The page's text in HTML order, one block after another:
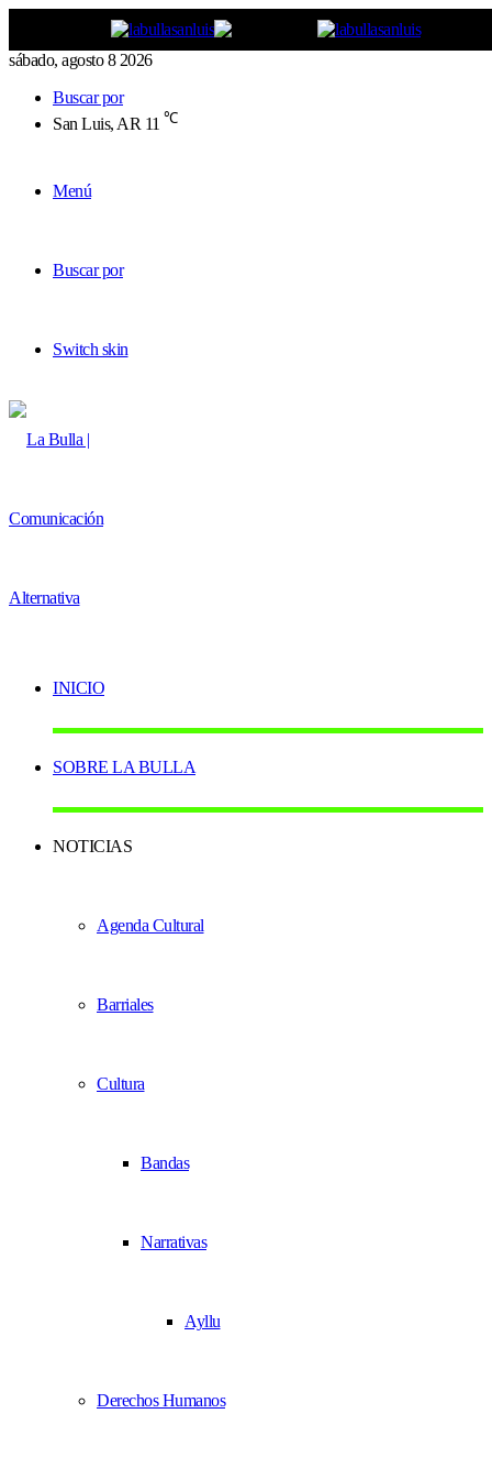
sábado, agosto 8 2026
Buscar por
San Luis, AR 11 ℃
Menú
Buscar por
Switch skin
INICIO
SOBRE LA BULLA
NOTICIAS
Agenda Cultural
Barriales
Cultura
Bandas
Narrativas
Ayllu
Derechos Humanos